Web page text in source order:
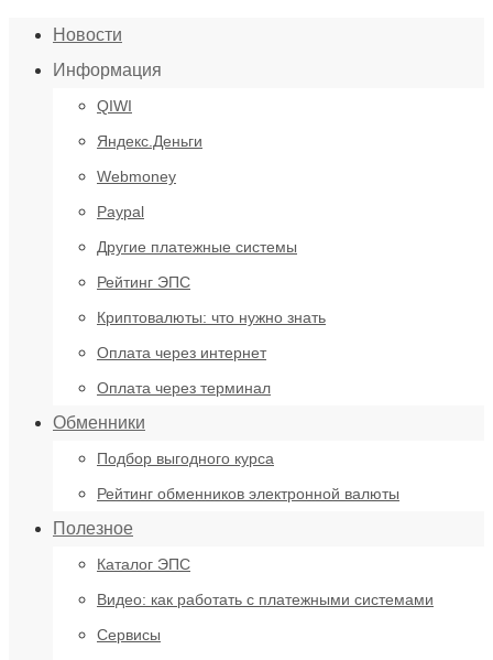
Новости
Информация
QIWI
Яндекс.Деньги
Webmoney
Paypal
Другие платежные системы
Рейтинг ЭПС
Криптовалюты: что нужно знать
Оплата через интернет
Оплата через терминал
Обменники
Подбор выгодного курса
Рейтинг обменников электронной валюты
Полезное
Каталог ЭПС
Видео: как работать с платежными системами
Сервисы